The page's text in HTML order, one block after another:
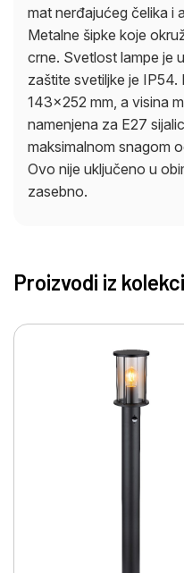
mat nerđajućeg čelika i
Metalne šipke koje
crne. Svetlost lampe je
zaštite svetiljke je IP54.
143×252 mm, a visina
namenjena za E27
maksimalnom snagom
Ovo nije uključeno u
zasebno.
Proizvodi iz